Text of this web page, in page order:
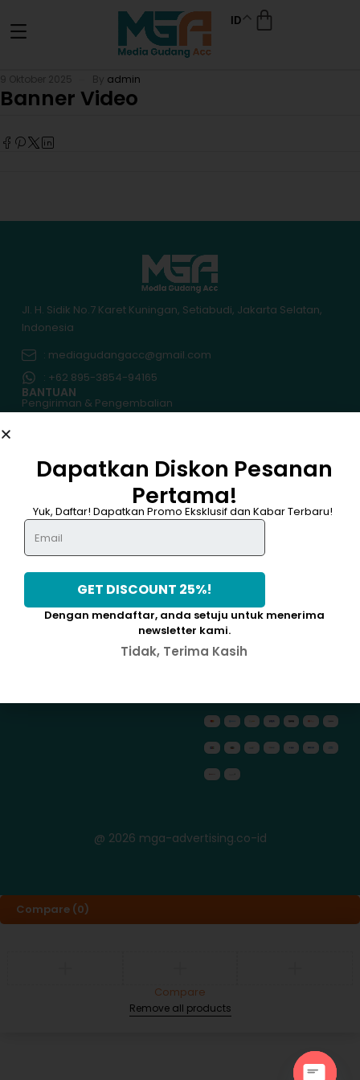
ID
9 Oktober 2025 By admin
Banner Video
Jl. H. Sidik No.7 Karet Kuningan, Setiabudi, Jakarta Selatan,
Indonesia
: mediagudangacc@gmail.com
: +62 895-3854-94165
BANTUAN
Pengiriman & Pengembalian
Lacak Pesanan
Hubungi Kami
Syarat & Ketentuan
PROGRAM
Promo
IKUTI KAMI
@ 2026 mga-advertising.co-id
Compare (0)
Compare
Remove all products
Dapatkan Diskon Pesanan
Pertama!
Yuk, Daftar! Dapatkan Promo Eksklusif dan Kabar Terbaru!
Dengan mendaftar, anda setuju untuk menerima
newsletter kami.
Tidak, Terima Kasih